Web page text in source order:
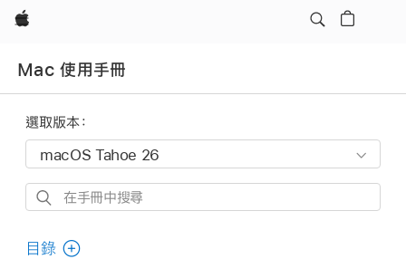
Apple
Mac 使用手冊
選取版本：
在
冊
目錄